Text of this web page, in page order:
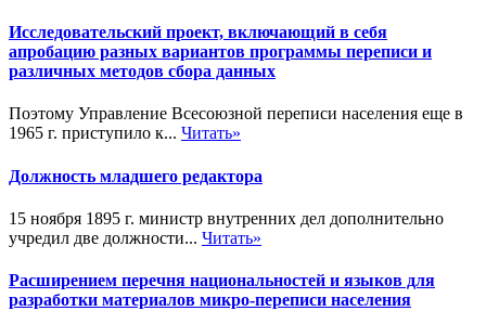
Исследовательский проект, включающий в себя
апробацию разных вариантов программы переписи и
различных методов сбора данных
Поэтому Управление Всесоюзной переписи населения еще в
1965 г. приступило к... Читать»
Должность младшего редактора
15 ноября 1895 г. министр внутренних дел дополнительно
учредил две должности... Читать»
Расширением перечня национальностей и языков для
разработки материалов микро-переписи населения